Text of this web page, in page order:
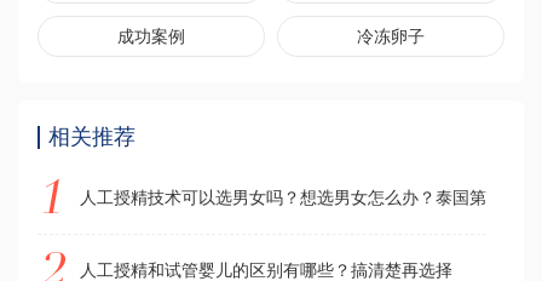
成功案例 冷冻卵子
相关推荐
人工授精技术可以选男女吗？想选男女怎么办？泰国第三代
人工授精和试管婴儿的区别有哪些？搞清楚再选择